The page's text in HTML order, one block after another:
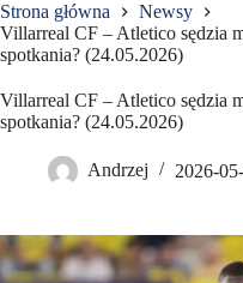
Strona główna
Newsy
Villarreal CF – Atletico sędzia
spotkania? (24.05.2026)
Villarreal CF – Atletico sędzia
spotkania? (24.05.2026)
Andrzej 2026-